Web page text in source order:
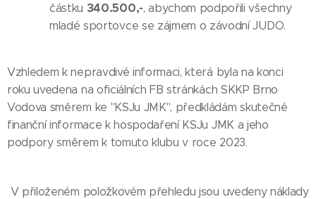
částku 340.500,-, abychom podpořili všechny
mladé sportovce se zájmem o závodní JUDO.
Vzhledem k nepravdivé informaci, která byla na konci
roku uvedena na oficiálních FB stránkách SKKP Brno
Vodova směrem ke "KSJu JMK", předkládám skutečné
finanční informace k hospodaření KSJu JMK a jeho
podpory směrem k tomuto klubu v roce 2023.
V přiloženém položkovém přehledu jsou uvedeny náklady